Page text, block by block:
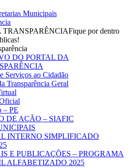
Municipais
TRANSPARÊNCIAFique por dentro
DO PORTAL DA
Serviços ao Cidadão
Transparência Geral
– PE
DE AÇÃO – SIAFIC
INTERNO SIMPLIFICADO
E PUBLICAÇÕES – PROGRAMA
ALFABETIZADO 2025